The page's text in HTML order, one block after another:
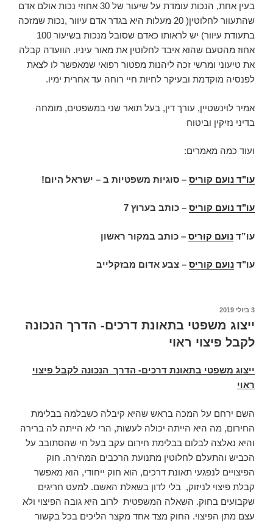
בעין אחת, הנכות עומדת על שיעור של 30 אחוזי נכות אולם אדם
שהתעוור לחלוטין( 20 מעלות היא בגדר אדם עיוור ,נכות שמזכה
בתעודת עיוור) יש לראותו כאדם שסובל מנכות בשיעור 100
אחוז מהטעם שהוא איבד לחלוטין את מאור עיניו. הוועדה קבלה
את טיעוני ומרשי זכה ליהנות מפטור רפואי שמאפשר לו לצאת
לפנסיה מוקדמת ובעיקר לחיות חיי רוחה עד אחרית ימיו.
אמיר לוינשטיין, עורך דין, בעל תואר שני במשפטים, מומחה
בדיני נזיקין וביטוח
ועוד כמה מאמרים:
עו"ד נועם קוריס – סוגיות משפטיות ב – ישראל היום!
עו"ד נועם קוריס – כותב בערוץ 7
עו”ד נועם קוריס – כותב במקור ראשון
עו"ד נועם קוריס – צבע אדום מבזקלייב
פורסם
3 ביולי 2019
ייצוג משפטי בתאונת דרכים- הדרך הנכונה
לקבל פיצוי ראוי
ייצוג משפטי בתאונת דרכים- הדרך הנכונה לקבל פיצוי
ראוי
השם ירחם על המכה בראש שהיא קיבלה כשבלמה בבלימת
החירום, מה היא הייתה יכולה לעשות, הרי לא הייתה לה ברירה
והיא נאלצה לבלום בבלימת חירום עקב בעל חי שהסתובב על
הכביש והתעלם לחלוטין מתנועת הרכבים המהירה. חוק
הפיצויים לנפגעי תאונת דרכים, הוא חוק ייחודי, הוא מאפשר
קבלת פיצוי לניזוק, בלי לדון בשאלת האשם. למעט חריגים
שקבועים בחוק. השאלה המשפטית לרוב היא גובה הפיצוי ולא
עצם מתן הפיצוי. החוק מצד אחד מקצר הליכים בכל בקשור